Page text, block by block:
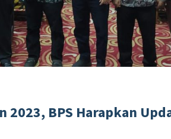
2023, BPS Harapkan